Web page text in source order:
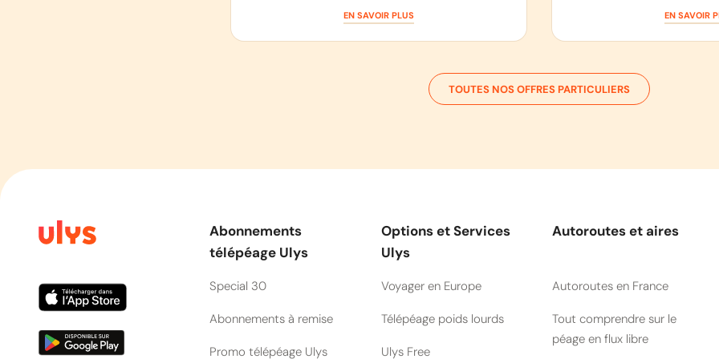
EN SAVOIR PLUS EN SAVOIR
TOUTES NOS OFFRES PARTICULIERS
Abonnements
télépéage Ulys
Special 30
Abonnements à remise
Promo télépéage Ulys
Options et Services
Ulys
Voyager en Europe
Télépéage poids lourds
Ulys Free
Autoroutes et aires
Autoroutes en France
Tout comprendre sur le
péage en flux libre